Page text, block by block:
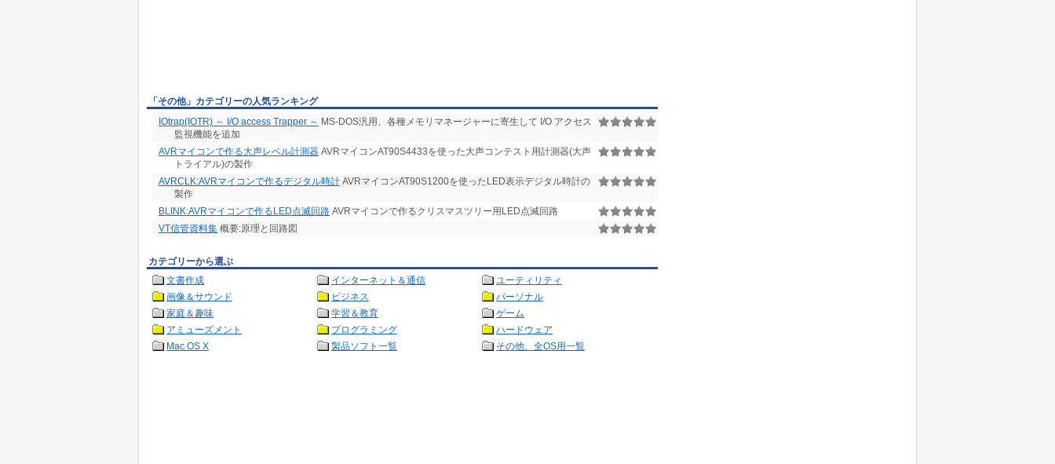
「その他」カテゴリーの人気ランキング
IOtrap(IOTR) ～ I/O access Trapper ～ MS-DOS汎用、各種メモリマネージャーに寄生して I/O アクセス
監視機能を追加
AVRマイコンで作る大声レベル計測器 AVRマイコンAT90S4433を使った大声コンテスト用計測器(大声
トライアル)の製作
AVRCLK:AVRマイコンで作るデジタル時計 AVRマイコンAT90S1200を使ったLED表示デジタル時計の
製作
BLINK:AVRマイコンで作るLED点滅回路 AVRマイコンで作るクリスマスツリー用LED点滅回路
VT信管資料集 概要:原理と回路図
カテゴリーから選ぶ
文書作成
インターネット＆通信
ユーティリティ
画像＆サウンド
ビジネス
パーソナル
家庭＆趣味
学習＆教育
ゲーム
アミューズメント
プログラミング
ハードウェア
Mac OS X
製品ソフト一覧 その他、全OS用一覧